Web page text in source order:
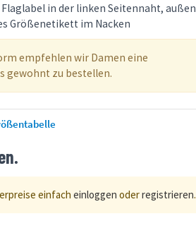
Flaglabel in der linken Seitennaht, außen
Größenetikett im Nacken
empfehlen wir Damen eine
gewohnt zu bestellen.
einfach einloggen oderregistrieren.